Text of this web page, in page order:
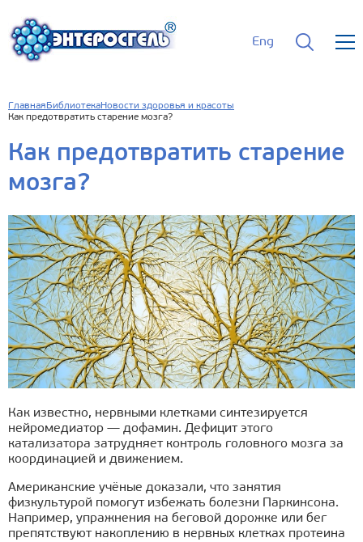
Eng
Главная БиблиотекаНовости здоровья и красоты
Как предотвратить старение мозга?
Как предотвратить старение
мозга?
Как известно, нервными клетками синтезируется
нейромедиатор — дофамин. Дефицит этого
катализатора затрудняет контроль головного мозга за
координацией и движением.
Американские учёные доказали, что занятия
физкультурой помогут избежать болезни Паркинсона.
Например, упражнения на беговой дорожке или бег
препятствуют накоплению в нервных клетках протеина